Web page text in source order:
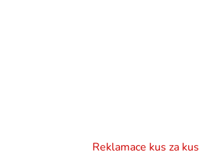
Reklamace kus za kus